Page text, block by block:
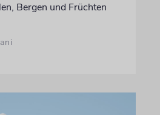
Bergen und Früchten